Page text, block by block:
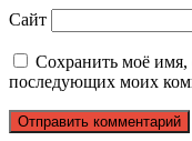
Сайт
Сохранить моё имя,
последующих моих